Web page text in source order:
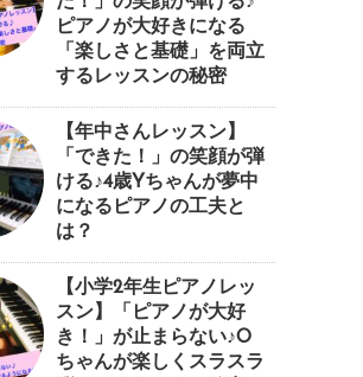
ピアノが大好きになる
「楽しさと基礎」を両立
するレッスンの秘密
【年中さんレッスン】
「できた！」の笑顔が弾
ける♪4歳Yちゃんが夢中
になるピアノの工夫と
は？
【小学2年生ピアノレッ
スン】「ピアノが大好
き！」が止まらない♪O
ちゃんが楽しくスラスラ